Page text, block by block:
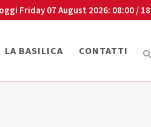
Friday 07 August 2026: 08:00 /
LA BASILICA CONTATTI